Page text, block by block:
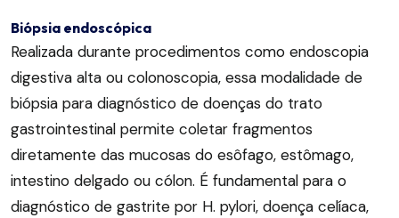
Biópsia endoscópica
Realizada durante procedimentos como endoscopia
digestiva alta ou colonoscopia, essa modalidade de
biópsia para diagnóstico de doenças do trato
gastrointestinal permite coletar fragmentos
diretamente das mucosas do esôfago, estômago,
intestino delgado ou cólon. É fundamental para o
diagnóstico de gastrite por H. pylori, doença celíaca,